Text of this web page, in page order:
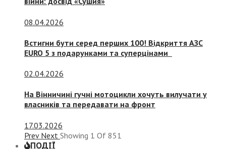
08.04.2026
Встигни бути серед перших 100! Відкриття АЗС
EURO 5 з подарунками та суперцінами
02.04.2026
На Вінничині гучні мотоцикли хочуть вилучати у
власників та передавати на фронт
17.03.2026
Prev Next Showing 1 Of 851
ПОДІЇ